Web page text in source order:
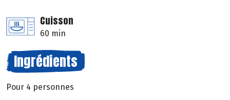
Cuisson
60 min
Ingrédients
Pour 4 personnes